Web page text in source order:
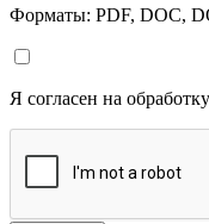
Форматы: PDF, DOC,
Я согласен на